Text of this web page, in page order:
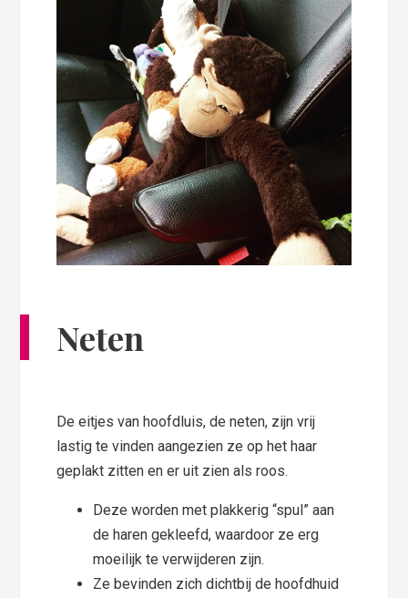
Neten
De eitjes van hoofdluis, de neten, zijn vrij
lastig te vinden aangezien ze op het haar
geplakt zitten en er uit zien als roos.
Deze worden met plakkerig “spul” aan
de haren gekleefd, waardoor ze erg
moeilijk te verwijderen zijn.
Ze bevinden zich dichtbij de hoofdhuid